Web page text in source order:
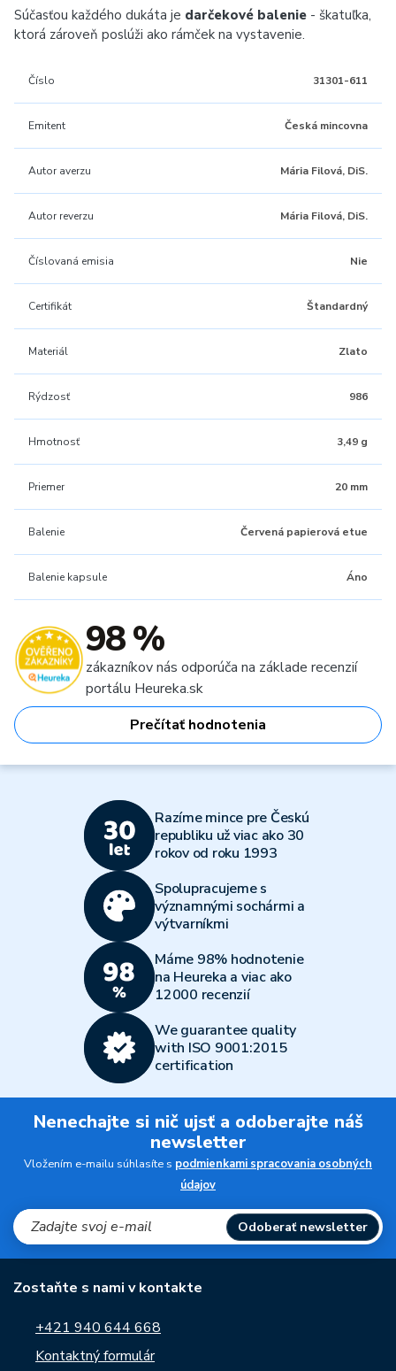
Súčasťou každého dukáta je darčekové balenie - škatuľka,
ktorá zároveň poslúži ako rámček na vystavenie.
Číslo 31301-611
Emitent Česká mincovna
Autor averzu Mária Filová, DiS.
Autor reverzu Mária Filová, DiS.
Číslovaná emisia Nie
Certifikát Štandardný
Materiál Zlato
Rýdzosť 986
Hmotnosť 3,49 g
Priemer 20 mm
Balenie Červená papierová etue
Balenie kapsule Áno
98 %
zákazníkov nás odporúča na základe recenzií
portálu Heureka.sk
Prečítať hodnotenia
Razíme mince pre Českú
republiku už viac ako 30
rokov od roku 1993
Spolupracujeme s
významnými sochármi a
výtvarníkmi
Máme 98% hodnotenie
na Heureka a viac ako
12000 recenzií
We guarantee quality
with ISO 9001:2015
certification
Nenechajte si nič ujsť a odoberajte náš
newsletter
Vložením e-mailu súhlasíte s podmienkami spracovania osobných
údajov
Odoberať newsletter
Zostaňte s nami v kontakte
+421 940 644 668
Kontaktný formulár